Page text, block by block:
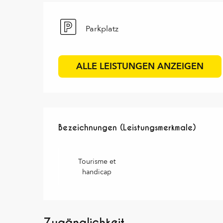
Parkplatz
ALLE LEISTUNGEN ANZEIGEN
Bezeichnungen (Leistungsmerkmale)
Bezeichnungen (Leistungsmerkmale)
Tourisme et
handicap